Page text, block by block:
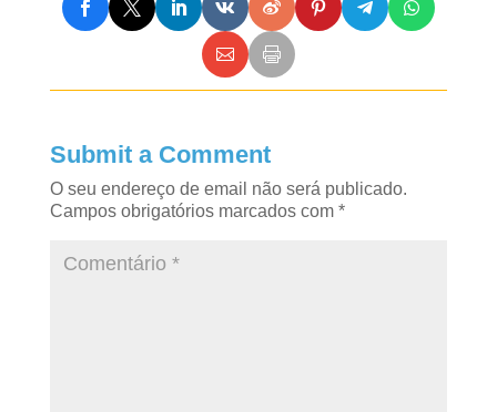
Submit a Comment
O seu endereço de email não será publicado.
Campos obrigatórios marcados com *